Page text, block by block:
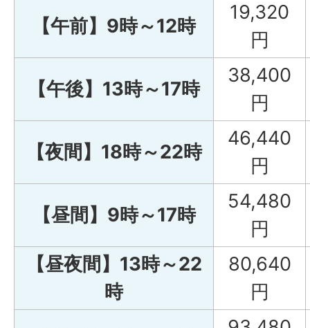
【午前】9時～12時
19,320
円
【午後】13時～17時
38,400
円
【夜間】18時～22時
46,440
円
【昼間】9時～17時
54,480
円
【昼夜間】13時～22
時
80,640
円